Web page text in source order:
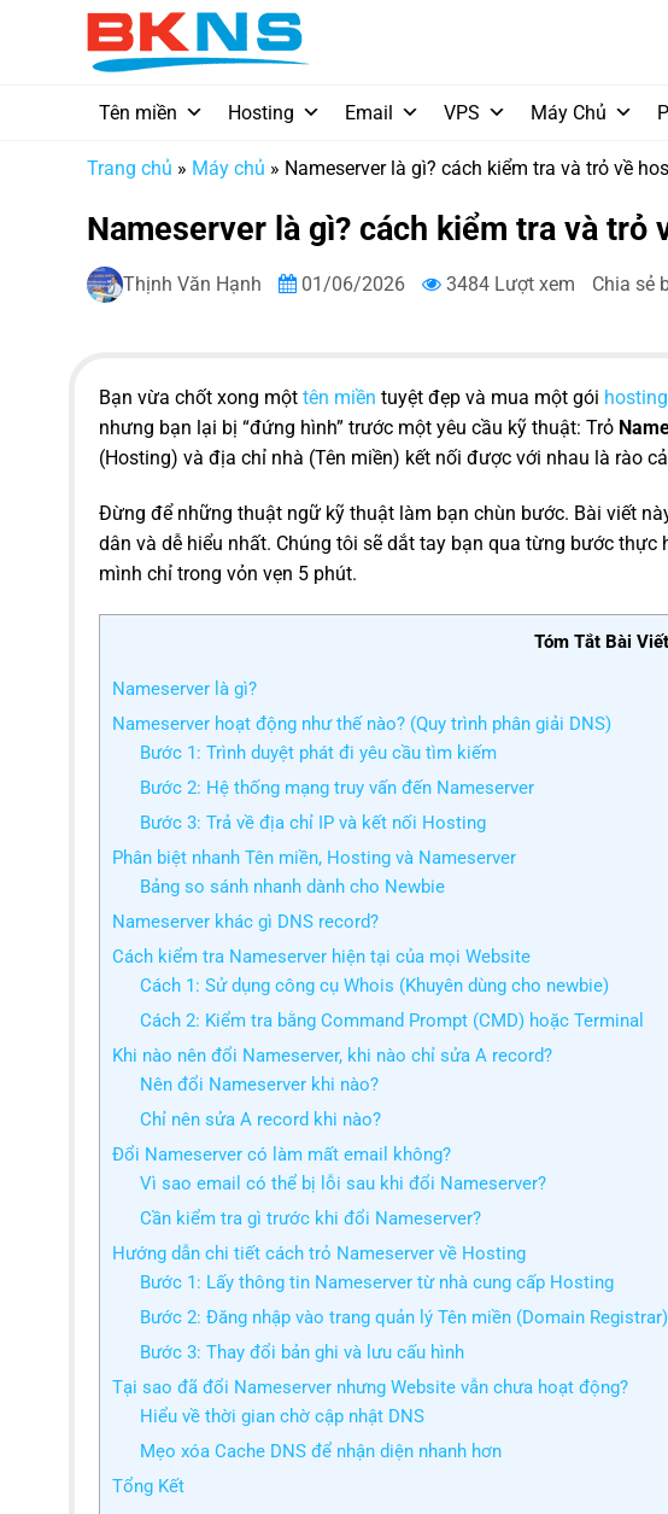
Tên miền Hosting Email VPS Máy Chủ
Trang chủ » Máy chủ » Nameserver là gì? cách kiểm tra và trỏ về
Nameserver là gì? cách kiểm tra và trỏ
Thịnh Văn Hạnh 01/06/2026 3484 Lượt xem Chia sẻ
Bạn vừa chốt xong một tên miền tuyệt đẹp và mua một gói hosting
nhưng bạn lại bị “đứng hình” trước một yêu cầu kỹ thuật: Trỏ
(Hosting) và địa chỉ nhà (Tên miền) kết nối được với nhau là rào
Đừng để những thuật ngữ kỹ thuật làm bạn chùn bước. Bài viết
dân và dễ hiểu nhất. Chúng tôi sẽ dắt tay bạn qua từng bước
mình chỉ trong vỏn vẹn 5 phút.
Tóm Tắt Bài Viết
Nameserver là gì?
Nameserver hoạt động như thế nào? (Quy trình phân giải DNS)
Bước 1: Trình duyệt phát đi yêu cầu tìm kiếm
Bước 2: Hệ thống mạng truy vấn đến Nameserver
Bước 3: Trả về địa chỉ IP và kết nối Hosting
Phân biệt nhanh Tên miền, Hosting và Nameserver
Bảng so sánh nhanh dành cho Newbie
Nameserver khác gì DNS record?
Cách kiểm tra Nameserver hiện tại của mọi Website
Cách 1: Sử dụng công cụ Whois (Khuyên dùng cho newbie)
Cách 2: Kiểm tra bằng Command Prompt (CMD) hoặc Terminal
Khi nào nên đổi Nameserver, khi nào chỉ sửa A record?
Nên đổi Nameserver khi nào?
Chỉ nên sửa A record khi nào?
Đổi Nameserver có làm mất email không?
Vì sao email có thể bị lỗi sau khi đổi Nameserver?
Cần kiểm tra gì trước khi đổi Nameserver?
Hướng dẫn chi tiết cách trỏ Nameserver về Hosting
Bước 1: Lấy thông tin Nameserver từ nhà cung cấp Hosting
Bước 2: Đăng nhập vào trang quản lý Tên miền (Domain Registrar)
Bước 3: Thay đổi bản ghi và lưu cấu hình
Tại sao đã đổi Nameserver nhưng Website vẫn chưa hoạt động?
Hiểu về thời gian chờ cập nhật DNS
Mẹo xóa Cache DNS để nhận diện nhanh hơn
Tổng Kết